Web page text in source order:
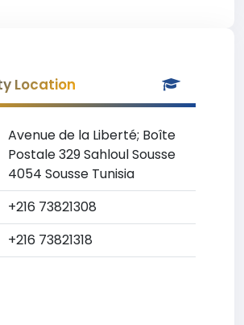
Location
Avenue de la Liberté; Boîte
Postale 329 Sahloul Sousse
4054 Sousse Tunisia
+216 73821308
+216 73821318